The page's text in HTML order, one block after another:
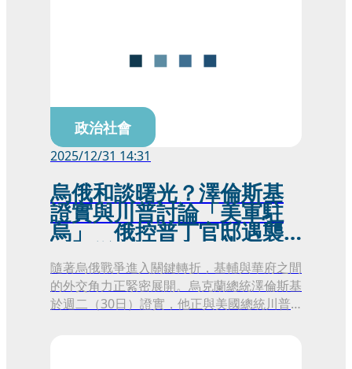
電，居民面臨斷電與無法供暖的生存威脅，整
政治社會
2025/12/31 14:31
烏俄和談曙光？澤倫斯基
證實與川普討論「美軍駐
烏」 俄控普丁官邸遇襲
恐添變數
隨著烏俄戰爭進入關鍵轉折，基輔與華府之間
的外交角力正緊密展開。烏克蘭總統澤倫斯基
於週二（30日）證實，他正與美國總統川普